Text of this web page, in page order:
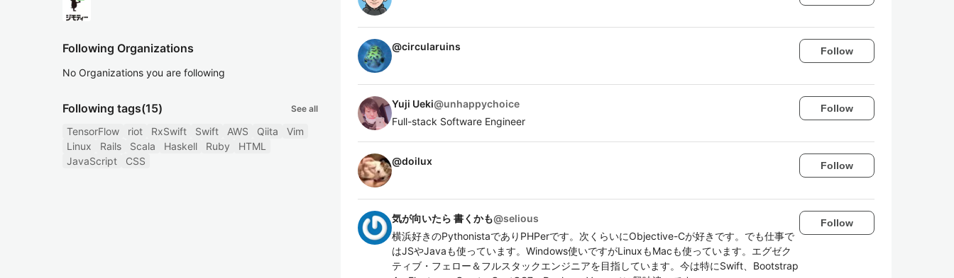
Following Organizations
No Organizations you are following
Following tags(15) See all
TensorFlow riot RxSwift Swift AWS Qiita
Vim
Linux
Rails Scala Haskell Ruby
HTML
JavaScript
CSS
@circularuins Follow
Yuji Ueki@unhappychoice
Full-stack Software Engineer
Follow
@doilux Follow
気が向いたら 書くかも@selious
横浜好きのPythonistaでありPHPerです。次くらいにObjective-Cが好きです。でも仕事で
はJSやJavaも使っています。Windows使いですがLinuxもMacも使っています。エグゼク
ティブ・フェロー＆フルスタックエンジニアを目指しています。今は特にSwift、Bootstrap
Follow